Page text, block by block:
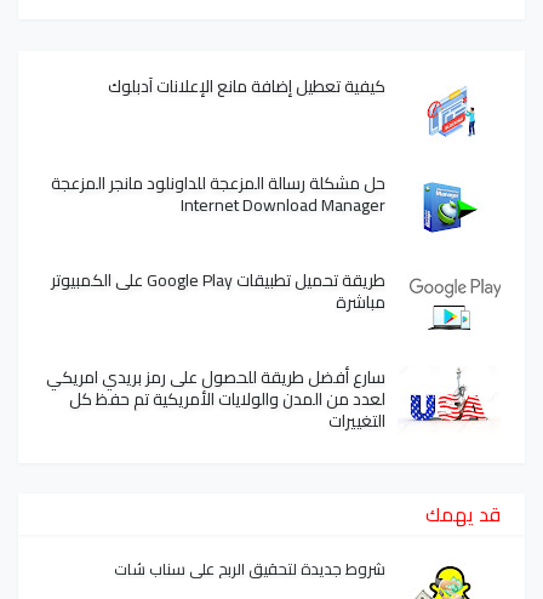
كيفية تعطيل إضافة مانع الإعلانات آدبلوك
حل مشكلة رسالة المزعجة للداونلود مانجر المزعجة
Internet Download Manager
طريقة تحميل تطبيقات Google Play على الكمبيوتر
مباشرة
سارع أفضل طريقة للحصول على رمز بريدي امريكي
لعدد من المدن والولايات الأمريكية تم حفظ كل
التغييرات
قد يهمك
شروط جديدة لتحقيق الربح على سناب شات